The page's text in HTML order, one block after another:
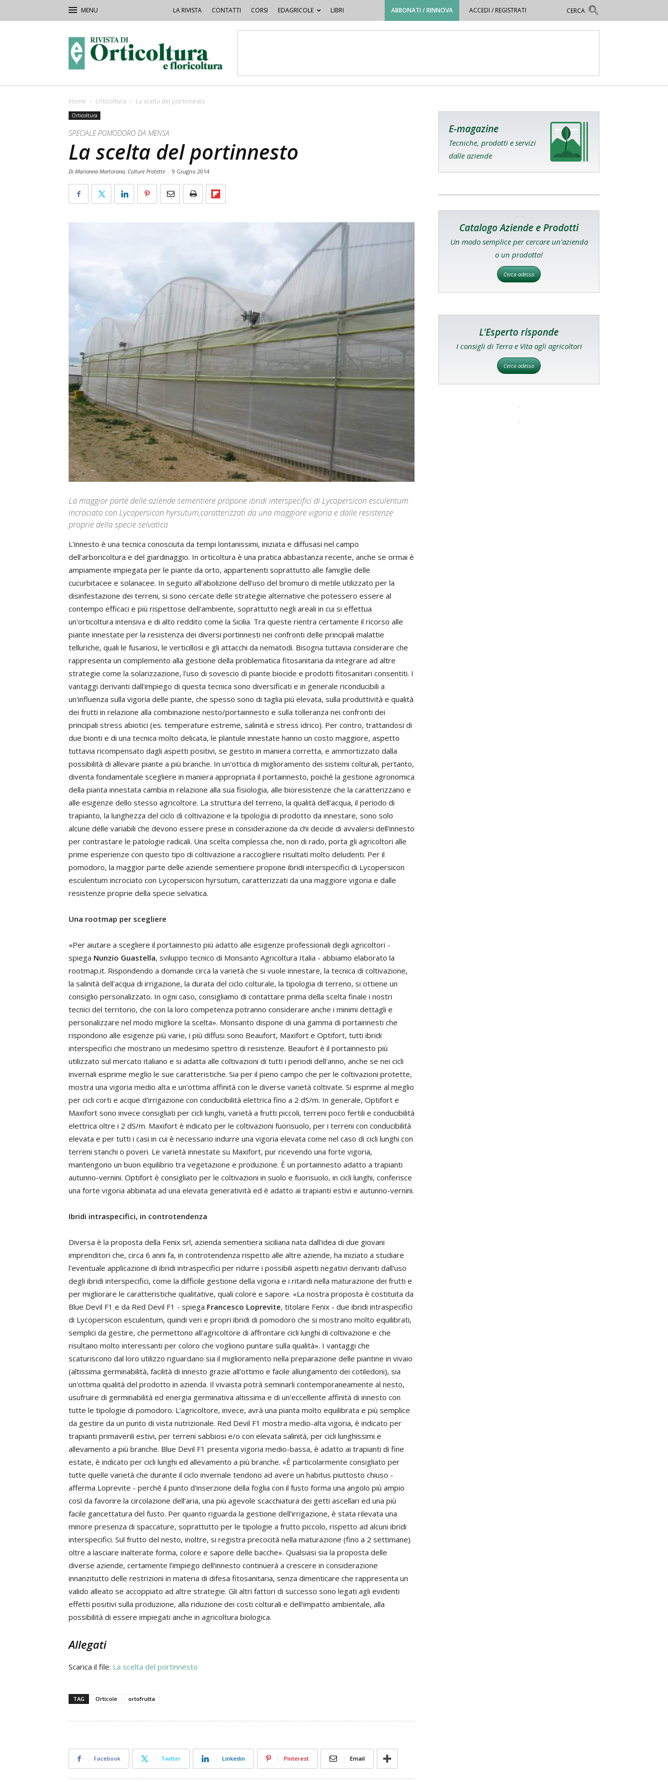
LA RIVISTA CONTATTI CORSI EDAGRICOLE LIBRI ABBONATI / RINNOVA ACCEDI / REGISTRATI
Orticoltura
Home Orticoltura La scelta del portinnesto
Orticoltura
SPECIALE POMODORO DA MENSA
La scelta del portinnesto
Di Marianna Martorana, Colture Protette - 9 Giugno 2014
La maggior parte delle aziende sementiere propone ibridi interspecifici di Lycopersicon esculentum
incrociato con Lycopersicon hyrsutum,caratterizzati da una maggiore vigoria e dalle resistenze
proprie della specie selvatica
L'innesto è una tecnica conosciuta da tempi lontanissimi, iniziata e diffusasi nel campo
dell'arboricoltura e del giardinaggio. In orticoltura è una pratica abbastanza recente, anche se ormai è
ampiamente impiegata per le piante da orto, appartenenti soprattutto alle famiglie delle
cucurbitacee e solanacee. In seguito all'abolizione dell'uso del bromuro di metile utilizzato per la
disinfestazione dei terreni, si sono cercate delle strategie alternative che potessero essere al
contempo efficaci e più rispettose dell'ambiente, soprattutto negli areali in cui si effettua
un'orticoltura intensiva e di alto reddito come la Sicilia. Tra queste rientra certamente il ricorso alle
piante innestate per la resistenza dei diversi portinnesti nei confronti delle principali malattie
telluriche, quali le fusariosi, le verticillosi e gli attacchi da nematodi. Bisogna tuttavia considerare che
rappresenta un complemento alla gestione della problematica fitosanitaria da integrare ad altre
strategie come la solarizzazione, l'uso di sovescio di piante biocide e prodotti fitosanitari consentiti. I
vantaggi derivanti dall'impiego di questa tecnica sono diversificati e in generale riconducibili a
un'influenza sulla vigoria delle piante, che spesso sono di taglia più elevata, sulla produttività e qualità
dei frutti in relazione alla combinazione nesto/portainnesto e sulla tolleranza nei confronti dei
principali stress abiotici (es. temperature estreme, salinità e stress idrico). Per contro, trattandosi di
due bionti e di una tecnica molto delicata, le plantule innestate hanno un costo maggiore, aspetto
tuttavia ricompensato dagli aspetti positivi, se gestito in maniera corretta, e ammortizzato dalla
possibilità di allevare piante a più branche. In un'ottica di miglioramento dei sistemi colturali, pertanto,
diventa fondamentale scegliere in maniera appropriata il portainnesto, poiché la gestione agronomica
della pianta innestata cambia in relazione alla sua fisiologia, alle bioresistenze che la caratterizzano e
alle esigenze dello stesso agricoltore. La struttura del terreno, la qualità dell'acqua, il periodo di
trapianto, la lunghezza del ciclo di coltivazione e la tipologia di prodotto da innestare, sono solo
alcune delle variabili che devono essere prese in considerazione da chi decide di avvalersi dell'innesto
per contrastare le patologie radicali. Una scelta complessa che, non di rado, porta gli agricoltori alle
prime esperienze con questo tipo di coltivazione a raccogliere risultati molto deludenti. Per il
pomodoro, la maggior parte delle aziende sementiere propone ibridi interspecifici di Lycopersicon
esculentum incrociato con Lycopersicon hyrsutum, caratterizzati da una maggiore vigoria e dalle
resistenze proprie della specie selvatica.
Una rootmap per scegliere
«Per aiutare a scegliere il portainnesto più adatto alle esigenze professionali degli agricoltori -
spiega Nunzio Guastella, sviluppo tecnico di Monsanto Agricoltura Italia - abbiamo elaborato la
rootmap.it. Rispondendo a domande circa la varietà che si vuole innestare, la tecnica di coltivazione,
la salinità dell'acqua di irrigazione, la durata del ciclo colturale, la tipologia di terreno, si ottiene un
consiglio personalizzato. In ogni caso, consigliamo di contattare prima della scelta finale i nostri
tecnici del territorio, che con la loro competenza potranno considerare anche i minimi dettagli e
personalizzare nel modo migliore la scelta». Monsanto dispone di una gamma di portainnesti che
rispondono alle esigenze più varie, i più diffusi sono Beaufort, Maxifort e Optifort, tutti ibridi
interspecifici che mostrano un medesimo spettro di resistenze. Beaufort è il portainnesto più
utilizzato sul mercato italiano e si adatta alle coltivazioni di tutti i periodi dell'anno, anche se nei cicli
invernali esprime meglio le sue caratteristiche. Sia per il pieno campo che per le coltivazioni protette,
mostra una vigoria medio alta e un'ottima affinità con le diverse varietà coltivate. Si esprime al meglio
per cicli corti e acque d'irrigazione con conducibilità elettrica fino a 2 dS/m. In generale, Optifort e
Maxifort sono invece consigliati per cicli lunghi, varietà a frutti piccoli, terreni poco fertili e conducibilità
elettrica oltre i 2 dS/m. Maxifort è indicato per le coltivazioni fuorisuolo, per i terreni con conducibilità
elevata e per tutti i casi in cui è necessario indurre una vigoria elevata come nel caso di cicli lunghi con
terreni stanchi o poveri. Le varietà innestate su Maxifort, pur ricevendo una forte vigoria,
mantengono un buon equilibrio tra vegetazione e produzione. È un portainnesto adatto a trapianti
autunno-vernini. Optifort è consigliato per le coltivazioni in suolo e fuorisuolo, in cicli lunghi, conferisce
una forte vigoria abbinata ad una elevata generatività ed è adatto ai trapianti estivi e autunno-vernini.
Ibridi intraspecifici, in controtendenza
Diversa è la proposta della Fenix srl, azienda sementiera siciliana nata dall'idea di due giovani
imprenditori che, circa 6 anni fa, in controtendenza rispetto alle altre aziende, ha iniziato a studiare
l'eventuale applicazione di ibridi intraspecifici per ridurre i possibili aspetti negativi derivanti dall'uso
degli ibridi interspecifici, come la difficile gestione della vigoria e i ritardi nella maturazione dei frutti e
per migliorare le caratteristiche qualitative, quali colore e sapore. «La nostra proposta è costituita da
Blue Devil F1 e da Red Devil F1 - spiega Francesco Loprevite, titolare Fenix - due ibridi intraspecifici
di Lycopersicon esculentum, quindi veri e propri ibridi di pomodoro che si mostrano molto equilibrati,
semplici da gestire, che permettono all'agricoltore di affrontare cicli lunghi di coltivazione e che
risultano molto interessanti per coloro che vogliono puntare sulla qualità». I vantaggi che
scaturiscono dal loro utilizzo riguardano sia il miglioramento nella preparazione delle piantine in vivaio
(altissima germinabilità, facilità di innesto grazie all'ottimo e facile allungamento dei cotiledoni), sia
un'ottima qualità del prodotto in azienda. Il vivaista potrà seminarli contemporaneamente al nesto,
usufruire di germinabilità ed energia germinativa altissima e di un'eccellente affinità di innesto con
tutte le tipologie di pomodoro. L'agricoltore, invece, avrà una pianta molto equilibrata e più semplice
da gestire da un punto di vista nutrizionale. Red Devil F1 mostra medio-alta vigoria, è indicato per
trapianti primaverili estivi, per terreni sabbiosi e/o con elevata salinità, per cicli lunghissimi e
allevamento a più branche. Blue Devil F1 presenta vigoria medio-bassa, è adatto ai trapianti di fine
estate, è indicato per cicli lunghi ed allevamento a più branche. «È particolarmente consigliato per
tutte quelle varietà che durante il ciclo invernale tendono ad avere un habitus piuttosto chiuso -
afferma Loprevite - perché il punto d'inserzione della foglia con il fusto forma una angolo più ampio
così da favorire la circolazione dell'aria, una più agevole scacchiatura dei getti ascellari ed una più
facile gancettatura del fusto. Per quanto riguarda la gestione dell'irrigazione, è stata rilevata una
minore presenza di spaccature, soprattutto per le tipologie a frutto piccolo, rispetto ad alcuni ibridi
interspecifici. Sul frutto del nesto, inoltre, si registra precocità nella maturazione (fino a 2 settimane)
oltre a lasciare inalterate forma, colore e sapore delle bacche». Qualsiasi sia la proposta delle
diverse aziende, certamente l'impiego dell'innesto continuerà a crescere in considerazione
innanzitutto delle restrizioni in materia di difesa fitosanitaria, senza dimenticare che rappresenta un
valido alleato se accoppiato ad altre strategie. Gli altri fattori di successo sono legati agli evidenti
effetti positivi sulla produzione, alla riduzione dei costi colturali e dell'impatto ambientale, alla
possibilità di essere impiegati anche in agricoltura biologica.
Allegati
Scarica il file: La scelta del portinnesto
TAG Orticole ortofrutta
Facebook Twitter Linkedin Pinterest Email
E-magazine
Tecniche, prodotti e servizi
dalle aziende
Catalogo Aziende e Prodotti
Un modo semplice per cercare un'azienda
o un prodotto!
Cerca adesso
L'Esperto risponde
I consigli di Terra e Vita agli agricoltori
Cerca adesso